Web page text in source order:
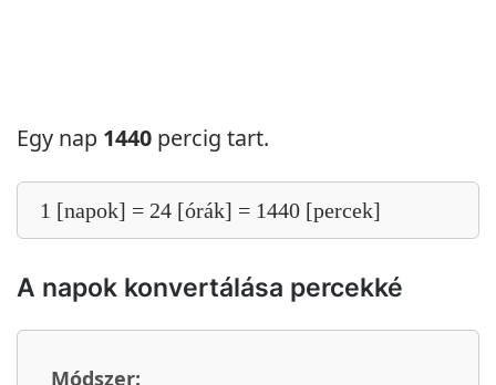
Egy nap 1440 percig tart.
1 [napok] = 24 [órák] = 1440 [percek]
A napok konvertálása percekké
Módszer: